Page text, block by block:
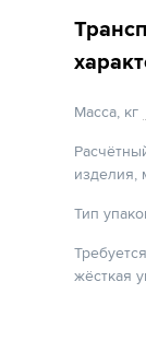
Масса, кг
изделия,
Тип
жёсткая